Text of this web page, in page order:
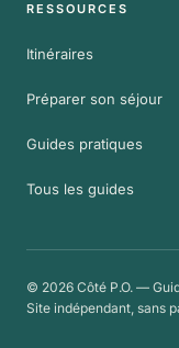
RESSOURCES
Itinéraires
Préparer son séjour
Guides pratiques
Tous les guides
© 2026 Côté P.O. —
Site indépendant, sans